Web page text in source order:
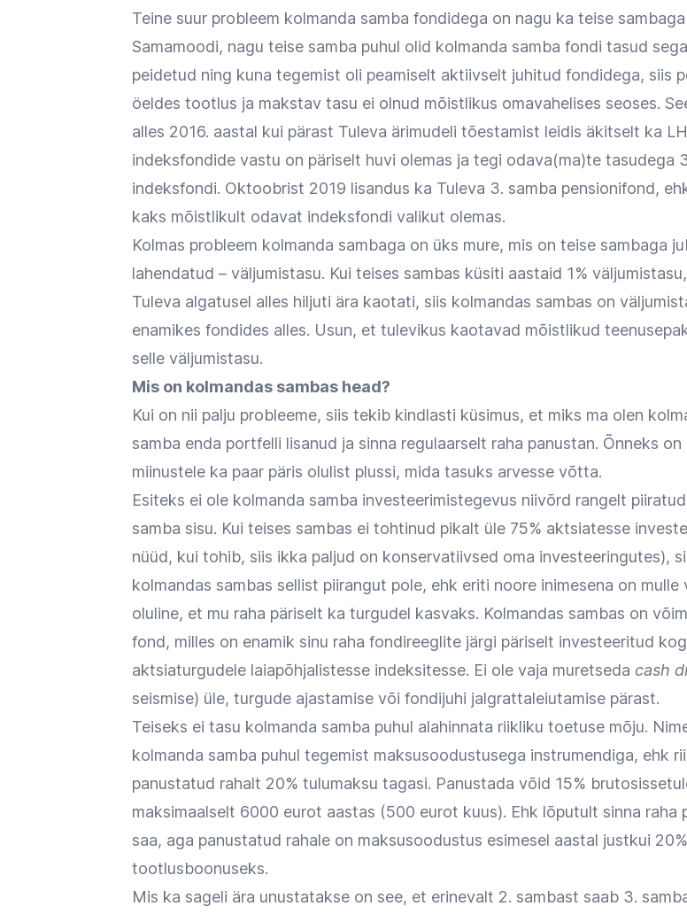
Teine suur probleem kolmanda samba fondidega on nagu ka teise
Samamoodi, nagu teise samba puhul olid kolmanda samba fondi tasud
peidetud ning kuna tegemist oli peamiselt aktiivselt juhitud fondidega, siis
öeldes tootlus ja makstav tasu ei olnud mõistlikus omavahelises seoses.
alles 2016. aastal kui pärast Tuleva ärimudeli tõestamist leidis äkitselt ka
indeksfondide vastu on päriselt huvi olemas ja tegi odava(ma)te tasudega
indeksfondi. Oktoobrist 2019 lisandus ka Tuleva 3. samba pensionifond,
kaks mõistlikult odavat indeksfondi valikut olemas.
Kolmas probleem kolmanda sambaga on üks mure, mis on teise sambaga
lahendatud – väljumistasu. Kui teises sambas küsiti aastaid 1%
Tuleva algatusel alles hiljuti ära kaotati, siis kolmandas sambas on
enamikes fondides alles. Usun, et tulevikus kaotavad mõistlikud
selle väljumistasu.
Mis on kolmandas sambas head?
Kui on nii palju probleeme, siis tekib kindlasti küsimus, et miks ma olen
samba enda portfelli lisanud ja sinna regulaarselt raha panustan. Õnneks on
miinustele ka paar päris olulist plussi, mida tasuks arvesse võtta.
Esiteks ei ole kolmanda samba investeerimistegevus niivõrd rangelt
samba sisu. Kui teises sambas ei tohtinud pikalt üle 75% aktsiatesse
nüüd, kui tohib, siis ikka paljud on konservatiivsed oma investeeringutes),
kolmandas sambas sellist piirangut pole, ehk eriti noore inimesena on mulle
oluline, et mu raha päriselt ka turgudel kasvaks. Kolmandas sambas on
fond, milles on enamik sinu raha fondireeglite järgi päriselt investeeritud
aktsiaturgudele laiapõhjalistesse indeksitesse. Ei ole vaja muretseda cash
seismise) üle, turgude ajastamise või fondijuhi jalgrattaleiutamise pärast.
Teiseks ei tasu kolmanda samba puhul alahinnata riikliku toetuse mõju.
kolmanda samba puhul tegemist maksusoodustusega instrumendiga, ehk
panustatud rahalt 20% tulumaksu tagasi. Panustada võid 15%
maksimaalselt 6000 eurot aastas (500 eurot kuus). Ehk lõputult sinna raha
saa, aga panustatud rahale on maksusoodustus esimesel aastal justkui 20%
tootlusboonuseks.
Mis ka sageli ära unustatakse on see, et erinevalt 2. sambast saab 3.